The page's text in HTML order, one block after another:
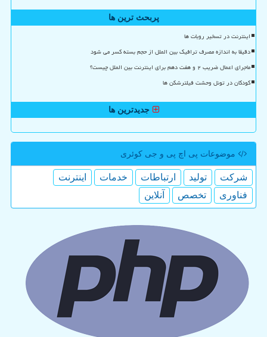
پربحث ترین ها
اینترنت در تسخیر روبات ها
دقیقا به اندازه مصرف ترافیک بین الملل از حجم بسته کسر می شود
ماجرای اعمال ضریب ۲ و هفت دهم برای اینترنت بین الملل چیست؟
کودکان در تونل وحشت فیلترشکن ها
جدیدترین ها
موضوعات پی اچ پی و جی كوئری
شركت تولید ارتباطات خدمات
اینترنت
فناوری
تخصص آنلاین